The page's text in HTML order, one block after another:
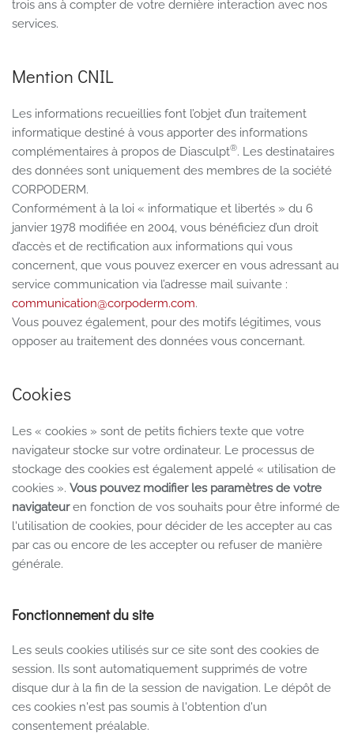
trois ans à compter de votre dernière interaction avec nos
services.
Mention CNIL
Les informations recueillies font l’objet d’un traitement
informatique destiné à vous apporter des informations
complémentaires à propos de Diasculpt®. Les destinataires
des données sont uniquement des membres de la société
CORPODERM.
Conformément à la loi « informatique et libertés » du 6
janvier 1978 modifiée en 2004, vous bénéficiez d’un droit
d’accès et de rectification aux informations qui vous
concernent, que vous pouvez exercer en vous adressant au
service communication via l’adresse mail suivante :
communication@corpoderm.com.
Vous pouvez également, pour des motifs légitimes, vous
opposer au traitement des données vous concernant.
Cookies
Les « cookies » sont de petits fichiers texte que votre
navigateur stocke sur votre ordinateur. Le processus de
stockage des cookies est également appelé « utilisation de
cookies ». Vous pouvez modifier les paramètres de votre
navigateuren fonction de vos souhaits pour être informé de
l'utilisation de cookies, pour décider de les accepter au cas
par cas ou encore de les accepter ou refuser de manière
générale.
Fonctionnement du site
Les seuls cookies utilisés sur ce site sont des cookies de
session. Ils sont automatiquement supprimés de votre
disque dur à la fin de la session de navigation. Le dépôt de
ces cookies n'est pas soumis à l'obtention d'un
consentement préalable.